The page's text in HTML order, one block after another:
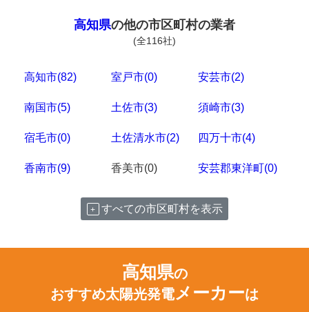
高知県の他の市区町村の業者
(全116社)
高知市(82) 室戸市(0) 安芸市(2)
南国市(5) 土佐市(3) 須崎市(3)
宿毛市(0) 土佐清水市(2) 四万十市(4)
香南市(9) 香美市(0) 安芸郡東洋町(0)
すべての市区町村を表示
高知県の
おすすめ太陽光発電メーカーは